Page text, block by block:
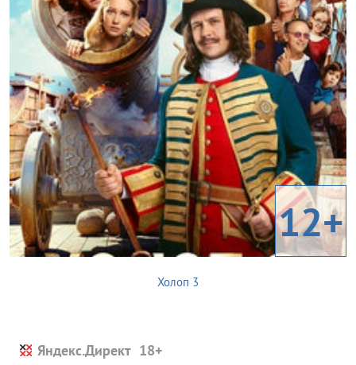
12+
Холоп 3
Яндекс.Директ